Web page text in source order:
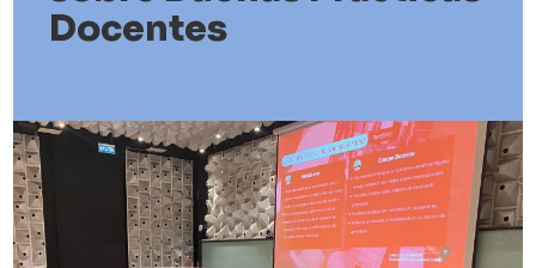
Docentes